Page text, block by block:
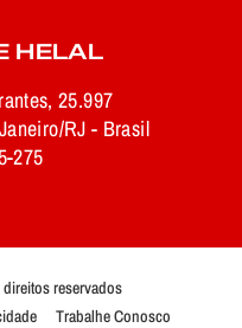
HELAL
25.997
RJ - Brasil
275
reservados
Trabalhe Conosco